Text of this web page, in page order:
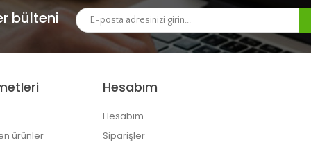
bülteni
ürünler
Hesabım
Hesabım
Siparişler